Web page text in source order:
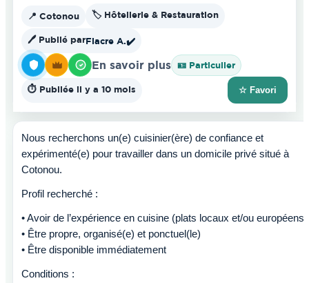
📍 Cotonou 🏷️ Hôtellerie & Restauration
🖊️ Publié parFiacre A.✔️
En savoir plus 🪪 Particulier
⏱️ Publiée il y a 10 mois ☆ Favori
Nous recherchons un(e) cuisinier(ère) de confiance et
expérimenté(e) pour travailler dans un domicile privé situé à
Cotonou.
Profil recherché :
• Avoir de l’expérience en cuisine (plats locaux et/ou européens)
• Être propre, organisé(e) et ponctuel(le)
• Être disponible immédiatement
Conditions :